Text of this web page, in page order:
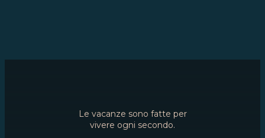
Le vacanze sono fatte per
vivere ogni secondo.